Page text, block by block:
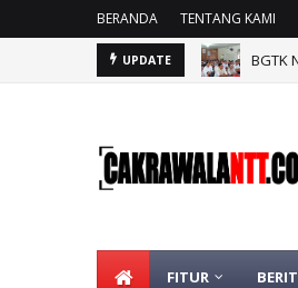
BERANDA TENTANG KAMI
UPDATE BGTK
FITUR